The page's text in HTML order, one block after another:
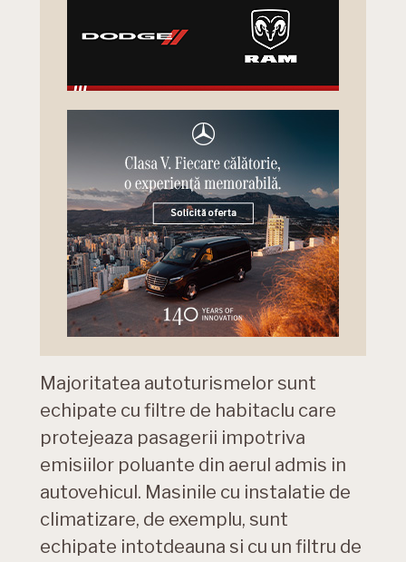
Majoritatea autoturismelor sunt
echipate cu filtre de habitaclu care
protejeaza pasagerii impotriva
emisiilor poluante din aerul admis in
autovehicul. Masinile cu instalatie de
climatizare, de exemplu, sunt
echipate intotdeauna si cu un filtru de